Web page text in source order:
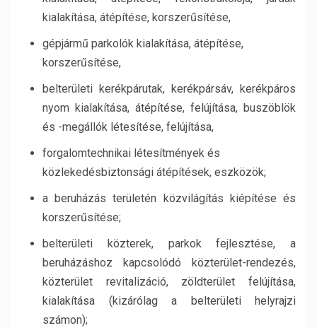
kialakítása, átépítése, korszerűsítése,
gépjármű parkolók kialakítása, átépítése,
korszerűsítése,
belterületi kerékpárutak, kerékpársáv, kerékpáros
nyom kialakítása, átépítése, felújítása, buszöblök
és -megállók létesítése, felújítása,
forgalomtechnikai létesítmények és
közlekedésbiztonsági átépítések, eszközök;
a beruházás területén közvilágítás kiépítése és
korszerűsítése;
belterületi közterek, parkok fejlesztése, a
beruházáshoz kapcsolódó közterület-rendezés,
közterület revitalizáció, zöldterület felújítása,
kialakítása (kizárólag a belterületi helyrajzi
számon);